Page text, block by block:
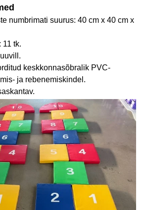
numbrimati suurus: 40 cm x 40 cm x
11 tk.
keskkonnasõbralik PVC-
ja rebenemiskindel.